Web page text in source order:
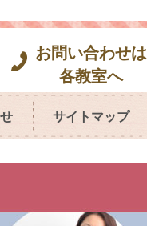
お問い合わせは
各教室へ
サイトマップ